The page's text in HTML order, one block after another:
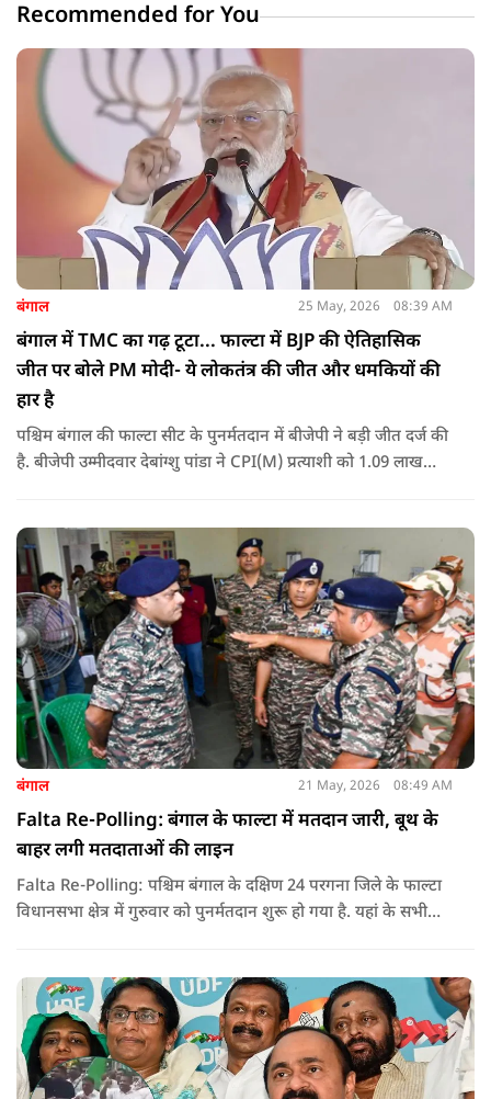
Recommended for You
बंगाल 25 May, 2026 08:39 AM
बंगाल में TMC का गढ़ टूटा... फाल्टा में BJP की ऐतिहासिक
जीत पर बोले PM मोदी- ये लोकतंत्र की जीत और धमकियों की
हार है
पश्चिम बंगाल की फाल्टा सीट के पुनर्मतदान में बीजेपी ने बड़ी जीत दर्ज की
है. बीजेपी उम्मीदवार देबांग्शु पांडा ने CPI(M) प्रत्याशी को 1.09 लाख
बंगाल 21 May, 2026 08:49 AM
Falta Re-Polling: बंगाल के फाल्टा में मतदान जारी, बूथ के
बाहर लगी मतदाताओं की लाइन
Falta Re-Polling: पश्चिम बंगाल के दक्षिण 24 परगना जिले के फाल्टा
विधानसभा क्षेत्र में गुरुवार को पुनर्मतदान शुरू हो गया है. यहां के सभी